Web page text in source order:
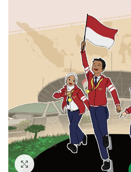
Click to enlarge